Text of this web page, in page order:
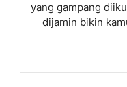
yang gampang
dijamin bikin